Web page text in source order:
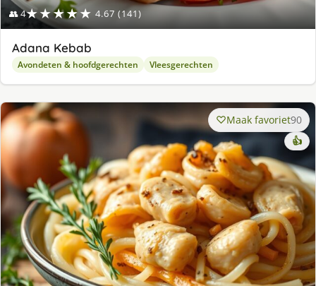
👥 4★★★★★ 4.67 (141)
Adana Kebab
Avondeten & hoofdgerechten Vleesgerechten
Maak favoriet90
👍